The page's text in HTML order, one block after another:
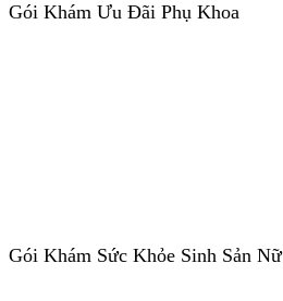
Gói Khám Ưu Đãi Phụ Khoa
Gói Khám Sức Khỏe Sinh Sản Nữ